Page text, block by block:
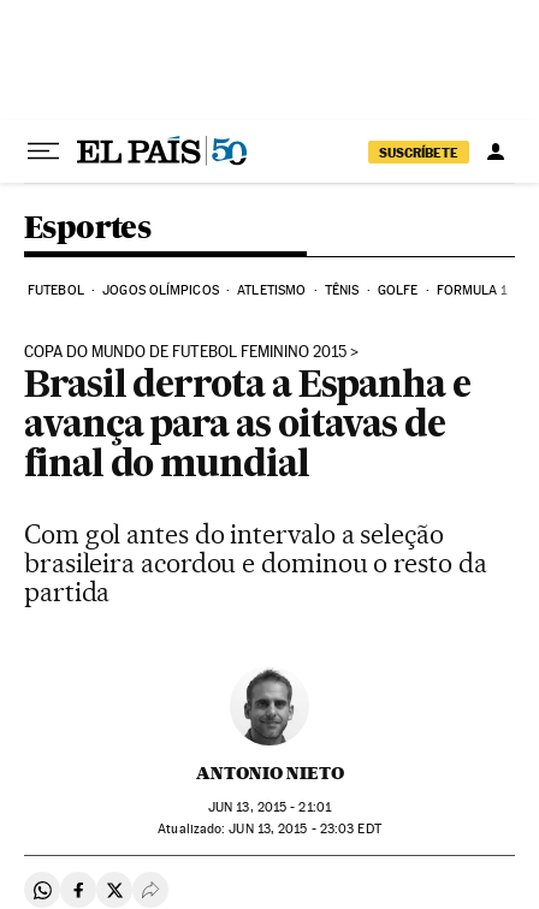
SUSCRÍBETE
Esportes
FUTEBOL JOGOS OLÍMPICOS ATLETISMO TÊNIS GOLFE FORMULA 1
COPA DO MUNDO DE FUTEBOL FEMININO 2015
Brasil derrota a Espanha e
avança para as oitavas de
final do mundial
Com gol antes do intervalo a seleção
brasileira acordou e dominou o resto da
partida
ANTONIO NIETO
JUN 13, 2015 - 21:01
atualizado: JUN13, 2015 - 23:03 EDT
Compartir en Whatsapp
Compartir en Facebook
Compartir en Twitter
Desplegar Redes Sociales